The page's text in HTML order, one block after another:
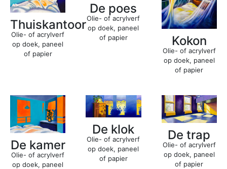
Thuiskantoor
Olie- of acrylverf
op doek, paneel
of papier
De poes
Olie- of acrylverf
op doek, paneel
of papier
Kokon
Olie- of acrylverf
op doek, paneel
of papier
De kamer
Olie- of acrylverf
op doek, paneel
De klok
Olie- of acrylverf
op doek, paneel
of papier
De trap
Olie- of acrylverf
op doek, paneel
of papier